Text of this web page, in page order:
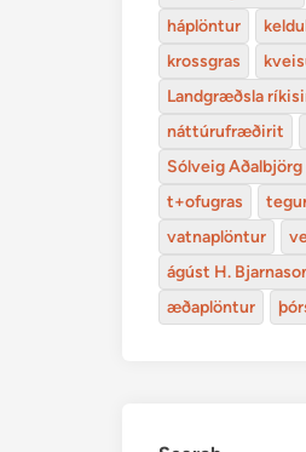
háplöntur
krossgras
Landgræðsla
náttúrufræðirit
Sólveig
t+ofugras
vatnaplöntur
ágúst H.
æðaplöntur